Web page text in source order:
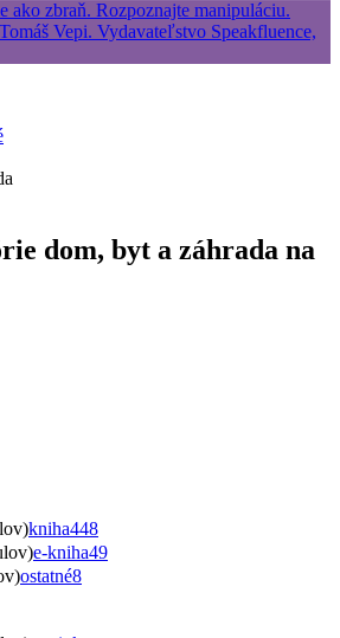
dom, byt a záhrada na
kniha448
e-kniha49
ostatné8